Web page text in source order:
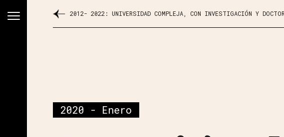
2012- 2022: UNIVERSIDAD COMPLEJA, CON INVESTIGACIÓN Y
2020 - Enero